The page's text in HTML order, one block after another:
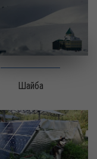
Шайба